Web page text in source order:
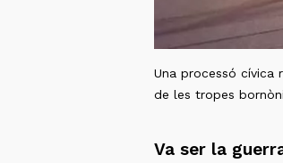
Una processó cívica
de les tropes
Va ser la